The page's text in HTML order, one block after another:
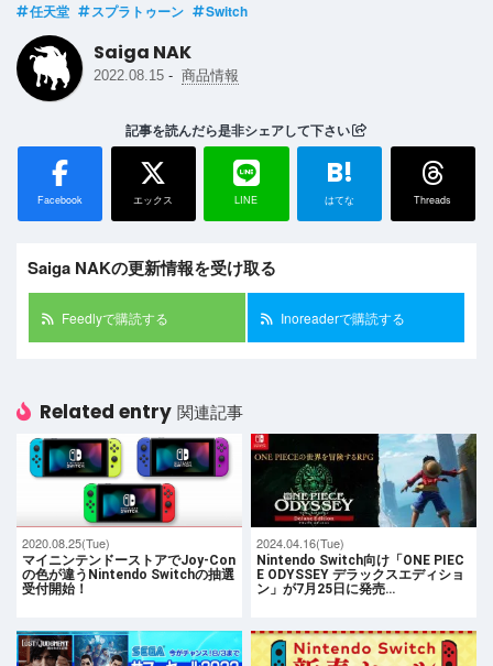
任天堂 スプラトゥーン Switch
Saiga NAK
2022.08.15 - 商品情報
記事を読んだら是非シェアして下さい
Facebook エックス LINE
B!
はてな Threads
Saiga NAKの更新情報を受け取る
Feedlyで購読する Inoreaderで購読する
Related entry 関連記事
2020.08.25(Tue)
マイニンテンドーストアでJoy-Con
の色が違うNintendo Switchの抽選
受付開始！
2024.04.16(Tue)
Nintendo Switch向け「ONE PIEC
E ODYSSEY デラックスエディショ
ン」が7月25日に発売…